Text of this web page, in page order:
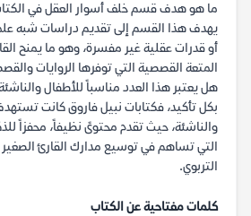
ما هو هدف قسم خلف أسوار العقل في
يهدف هذا القسم إلى تقديم دراسات شبه
أو قدرات عقلية غير مفسرة، وهو ما يمنح
المتعة القصصية التي توفرها الروايات
هل يعتبر هذا العدد مناسباً للأطفال
بكل تأكيد، فكتابات نبيل فاروق كانت
والناشئة، حيث تقدم محتوىً نظيفاً، محفزاً
التي تساهم في توسيع مدارك القارئ الصغير
التربوي.
كلمات مفتاحية عن الكتاب